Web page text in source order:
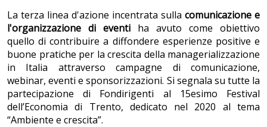
La terza linea d'azione incentrata sulla comunicazione e
l'organizzazione di eventi ha avuto come obiettivo
quello di contribuire a diffondere esperienze positive e
buone pratiche per la crescita della managerializzazione
in Italia attraverso campagne di comunicazione,
webinar, eventi e sponsorizzazioni. Si segnala su tutte la
partecipazione di Fondirigenti al 15esimo Festival
dell’Economia di Trento, dedicato nel 2020 al tema
“Ambiente e crescita”.